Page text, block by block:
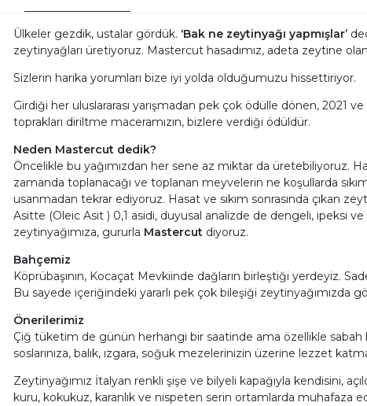
Ülkeler gezdik, ustalar gördük. ‘Bak ne zeytinyağı yapmışlar’
zeytinyağları üretiyoruz. Mastercut hasadımız, adeta zeytine
Sizlerin harika yorumları bize iyi yolda olduğumuzu hissettiriyor.
Girdiği her uluslararası yarışmadan pek çok ödülle dönen, 2021
toprakları diriltme maceramızın, bizlere verdiği ödüldür.
Neden Mastercut dedik?
Öncelikle bu yağımızdan her sene az miktar da üretebiliyoruz.
zamanda toplanacağı ve toplanan meyvelerin ne koşullarda
usanmadan tekrar ediyoruz. Hasat ve sıkım sonrasında çıkan
Asitte (Oleic Asit ) 0,1 asidi, duyusal analizde de dengeli, ipeksi
zeytinyağımıza, gururla Mastercut diyoruz.
Bahçemiz
Köprübaşının, Kocaçat Mevkiinde dağların birleştiği yerdeyiz.
Bu sayede içeriğindeki yararlı pek çok bileşiği zeytinyağımızda
Önerilerimiz
Çiğ tüketim de günün herhangi bir saatinde ama özellikle sabah bir
soslarınıza, balık, ızgara, soğuk mezelerinizin üzerine lezzet
Zeytinyağımız İtalyan renkli şişe ve bilyeli kapağıyla kendisini,
kuru, kokukuz, karanlık ve nispeten serin ortamlarda muhafaza